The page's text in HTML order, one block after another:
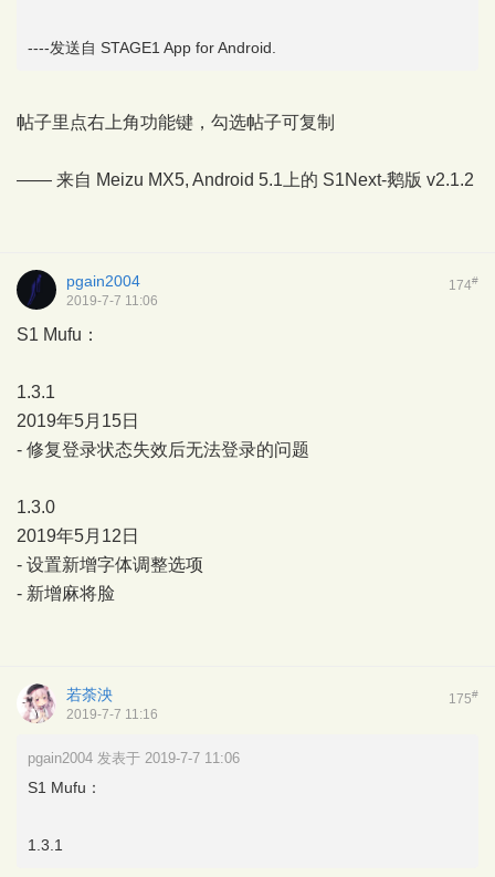
----发送自 STAGE1 App for Android.
帖子里点右上角功能键，勾选帖子可复制
—— 来自 Meizu MX5, Android 5.1上的 S1Next-鹅版 v2.1.2
174#
pgain2004
2019-7-7 11:06
S1 Mufu：
1.3.1
2019年5月15日
- 修复登录状态失效后无法登录的问题
1.3.0
2019年5月12日
- 设置新增字体调整选项
- 新增麻将脸
175#
若荼泱
2019-7-7 11:16
pgain2004 发表于 2019-7-7 11:06
S1 Mufu：
1.3.1